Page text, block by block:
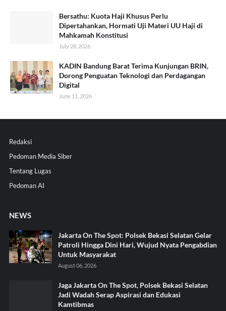
Bersathu: Kuota Haji Khusus Perlu
Dipertahankan, Hormati Uji Materi UU Haji di
Mahkamah Konstitusi
July 28, 2026
KADIN Bandung Barat Terima Kunjungan BRIN,
Dorong Penguatan Teknologi dan Perdagangan
Digital
June 11, 2026
Redaksi
Pedoman Media Siber
Tentang Lugas
Pedoman AI
NEWS
Jakarta On The Spot: Polsek Bekasi Selatan Gelar
Patroli Hingga Dini Hari, Wujud Nyata Pengabdian
Untuk Masyarakat
August 06, 2026
Jaga Jakarta On The Spot, Polsek Bekasi Selatan
Jadi Wadah Serap Aspirasi dan Edukasi
Kamtibmas